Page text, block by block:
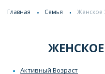
Главная Семья Женское
Активный Возраст